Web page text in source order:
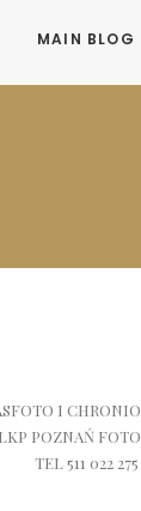
MAIN BLOG
I
POZNAŃ
TEL 511 022 275